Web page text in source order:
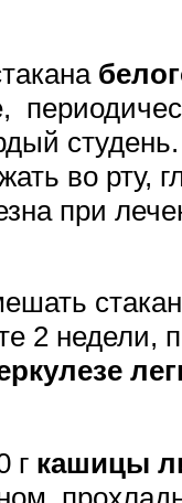
во рту,
при
2 недели,
г кашицы